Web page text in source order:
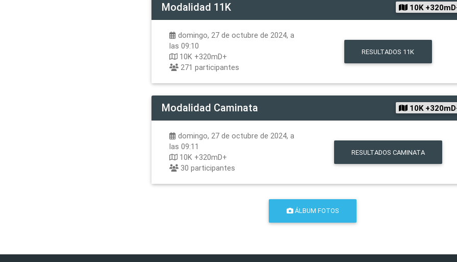
Modalidad 11K 10K
domingo, 27 de octubre de 2024, a
las 09:10
10K +320mD+
271participantes
RESULTADOS 11K
Modalidad Caminata 10K
domingo, 27 de octubre de 2024, a
las 09:11
10K +320mD+
30participantes
RESULTADOS CAMINATA
ÁLBUM FOTOS